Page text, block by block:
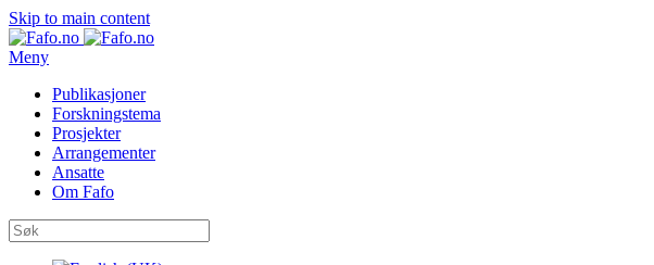
Skip to main content
Meny
Publikasjoner
Forskningstema
Prosjekter
Arrangementer
Ansatte
Om Fafo